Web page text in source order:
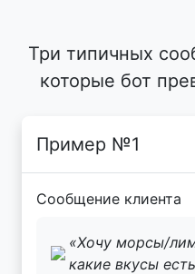
Три типичных
которые бот
Пример №1
Сообщение клиента
«Хочу морсы/
какие вкусы